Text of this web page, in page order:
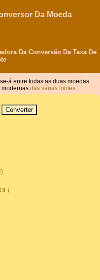
Da Moeda
Da Conversão Da Taxa De
á entre todas as duas moedas
modernas das várias fontes.